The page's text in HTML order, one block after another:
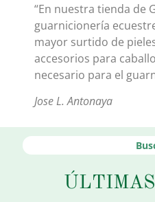
“En nuestra tienda de
guarnicionería
mayor surtido de
accesorios para
necesario para el
Jose L. Antonaya